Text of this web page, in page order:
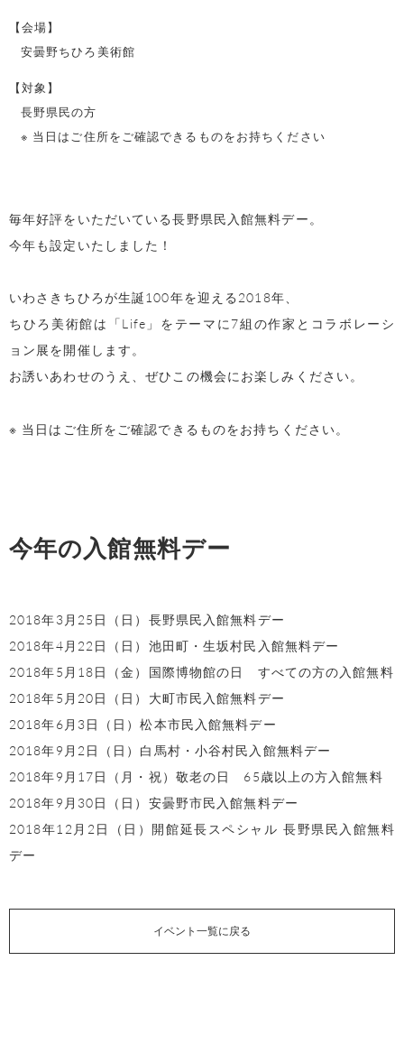
【会場】
安曇野ちひろ美術館
【対象】
長野県民の方
※ 当日はご住所をご確認できるものをお持ちください
毎年好評をいただいている長野県民入館無料デー。
今年も設定いたしました！
いわさきちひろが生誕100年を迎える2018年、
ちひろ美術館は「Life」をテーマに7組の作家とコラボレーシ
ョン展を開催します。
お誘いあわせのうえ、ぜひこの機会にお楽しみください。
※ 当日はご住所をご確認できるものをお持ちください。
今年の入館無料デー
2018年3月25日（日）長野県民入館無料デー
2018年4月22日（日）池田町・生坂村民入館無料デー
2018年5月18日（金）国際博物館の日 すべての方の入館無料
2018年5月20日（日）大町市民入館無料デー
2018年6月3日（日）松本市民入館無料デー
2018年9月2日（日）白馬村・小谷村民入館無料デー
2018年9月17日（月・祝）敬老の日 65歳以上の方入館無料
2018年9月30日（日）安曇野市民入館無料デー
2018年12月2日（日）開館延長スペシャル 長野県民入館無料
デー
イベント一覧に戻る